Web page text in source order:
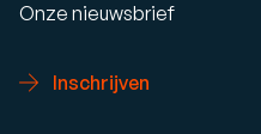
Onze nieuwsbrief
Inschrijven